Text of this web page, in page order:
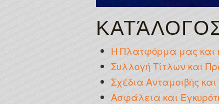
Η Πλατφόρμα μας και
Συλλογή Τίτλων και
Σχέδια Ανταμοιβής
Ασφάλεια και